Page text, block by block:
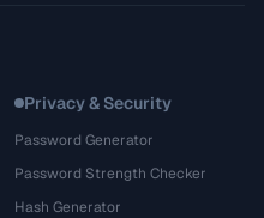
Privacy & Security
Password Generator
Password Strength Checker
Hash Generator